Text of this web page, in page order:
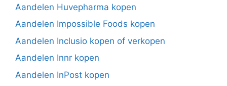
Aandelen Huvepharma kopen
Aandelen Impossible Foods kopen
Aandelen Inclusio kopen of verkopen
Aandelen Innr kopen
Aandelen InPost kopen